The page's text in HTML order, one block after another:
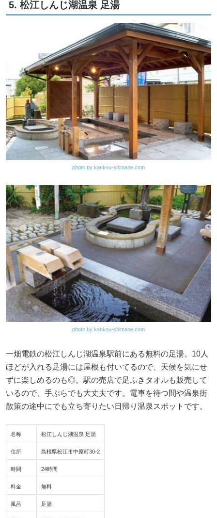
5. 松江しんじ湖温泉 足湯
photo by kankou-shimane.com
photo by kankou-shimane.com
一畑電鉄の松江しんじ湖温泉駅前にある無料の足湯。10人
ほどが入れる足湯には屋根も付いてるので、天候を気にせ
ずに楽しめるのも◎。駅の売店で足ふきタオルも販売して
いるので、手ぶらでも大丈夫です。電車を待つ間や温泉街
散策の途中にでも立ち寄りたい日帰り温泉スポットです。
名称 松江しんじ湖温泉 足湯
住所 島根県松江市中原町30-2
時間 24時間
料金 無料
風呂 足湯